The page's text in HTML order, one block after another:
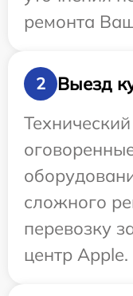
ремонта
2
Выезд
сложного
перевозку
центр Apple.